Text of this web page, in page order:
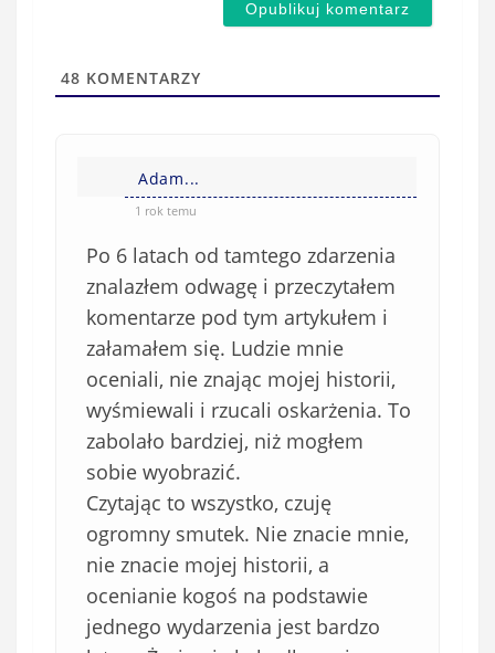
w
(
48 KOMENTARZY
Adam...
1 rok temu
Po 6 latach od tamtego zdarzenia
znalazłem odwagę i przeczytałem
komentarze pod tym artykułem i
załamałem się. Ludzie mnie
oceniali, nie znając mojej historii,
wyśmiewali i rzucali oskarżenia. To
zabolało bardziej, niż mogłem
sobie wyobrazić.
Czytając to wszystko, czuję
ogromny smutek. Nie znacie mnie,
nie znacie mojej historii, a
ocenianie kogoś na podstawie
jednego wydarzenia jest bardzo